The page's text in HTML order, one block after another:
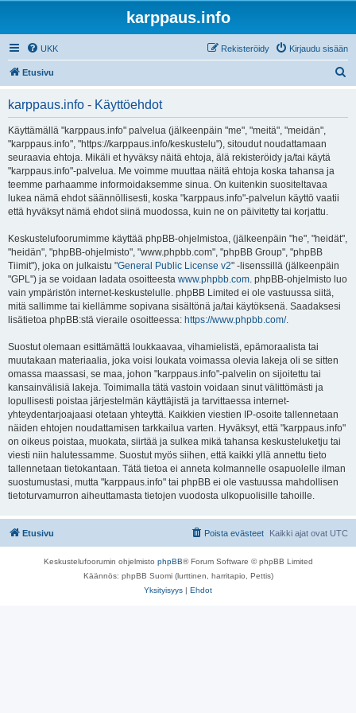
karppaus.info
UKK Kirjaudu sisään
Rekisteröidy
Etusivu
karppaus.info - Käyttöehdot
Käyttämällä "karppaus.info" palvelua (jälkeenpäin "me", "meitä", "meidän",
"karppaus.info", "https://karppaus.info/keskustelu"), sitoudut noudattamaan
seuraavia ehtoja. Mikäli et hyväksy näitä ehtoja, älä rekisteröidy ja/tai käytä
"karppaus.info"-palvelua. Me voimme muuttaa näitä ehtoja koska tahansa ja
teemme parhaamme informoidaksemme sinua. On kuitenkin suositeltavaa
lukea nämä ehdot säännöllisesti, koska "karppaus.info"-palvelun käyttö vaatii
että hyväksyt nämä ehdot siinä muodossa, kuin ne on päivitetty tai korjattu.
Keskustelufoorumimme käyttää phpBB-ohjelmistoa, (jälkeenpäin "he", "heidät",
"heidän", "phpBB-ohjelmisto", "www.phpbb.com", "phpBB Group", "phpBB
Tiimit"), joka on julkaistu "General Public License v2" -lisenssillä (jälkeenpäin
"GPL") ja se voidaan ladata osoitteesta www.phpbb.com. phpBB-ohjelmisto luo
vain ympäristön internet-keskustelulle. phpBB Limited ei ole vastuussa siitä,
mitä sallimme tai kiellämme sopivana sisältönä ja/tai käytöksenä. Saadaksesi
lisätietoa phpBB:stä vieraile osoitteessa: https://www.phpbb.com/.
Suostut olemaan esittämättä loukkaavaa, vihamielistä, epämoraalista tai
muutakaan materiaalia, joka voisi loukata voimassa olevia lakeja oli se sitten
omassa maassasi, se maa, johon "karppaus.info"-palvelin on sijoitettu tai
kansainvälisiä lakeja. Toimimalla tätä vastoin voidaan sinut välittömästi ja
lopullisesti poistaa järjestelmän käyttäjistä ja tarvittaessa internet-
yhteydentarjoajaasi otetaan yhteyttä. Kaikkien viestien IP-osoite tallennetaan
näiden ehtojen noudattamisen tarkkailua varten. Hyväksyt, että "karppaus.info"
on oikeus poistaa, muokata, siirtää ja sulkea mikä tahansa keskusteluketju tai
viesti niin halutessamme. Suostut myös siihen, että kaikki yllä annettu tieto
tallennetaan tietokantaan. Tätä tietoa ei anneta kolmannelle osapuolelle ilman
suostumustasi, mutta "karppaus.info" tai phpBB ei ole vastuussa mahdollisen
tietoturvamurron aiheuttamasta tietojen vuodosta ulkopuolisille tahoille.
Etusivu Kaikki ajat ovat UTC
Poista evästeet
Keskustelufoorumin ohjelmisto phpBB® Forum Software © phpBB Limited
Käännös: phpBB Suomi (lurttinen, harritapio, Pettis)
Yksityisyys | Ehdot